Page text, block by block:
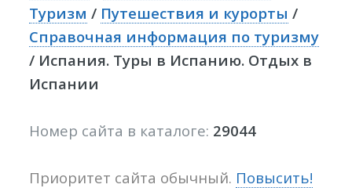
Туризм / Путешествия и курорты /
Справочная информация по туризму
/ Испания. Туры в Испанию. Отдых в
Испании
Номер сайта в каталоге: 29044
Приоритет сайта обычный. Повысить!